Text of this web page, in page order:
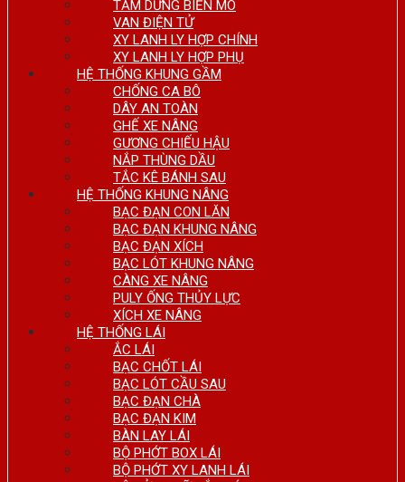
TẤM DỪNG BIẾN MÔ
VAN ĐIỆN TỬ
XY LANH LY HỢP CHÍNH
XY LANH LY HỢP PHỤ
HỆ THỐNG KHUNG GẦM
CHỐNG CA BÔ
DÂY AN TOÀN
GHẾ XE NÂNG
GƯƠNG CHIẾU HẬU
NẮP THÙNG DẦU
TẮC KÊ BÁNH SAU
HỆ THỐNG KHUNG NÂNG
BẠC ĐẠN CON LĂN
BẠC ĐẠN KHUNG NÂNG
BẠC ĐẠN XÍCH
BẠC LÓT KHUNG NÂNG
CÀNG XE NÂNG
PULY ỐNG THỦY LỰC
XÍCH XE NÂNG
HỆ THỐNG LÁI
ẮC LÁI
BẠC CHỐT LÁI
BẠC LÓT CẦU SAU
BẠC ĐẠN CHÀ
BẠC ĐẠN KIM
BÀN LAY LÁI
BỘ PHỚT BOX LÁI
BỘ PHỚT XY LANH LÁI